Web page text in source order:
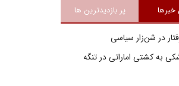
پر بازدیدترین ها
در شن‌زار سیاسی
به کشتی اماراتی در تنگه